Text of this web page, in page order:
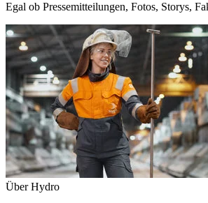
Egal ob Pressemitteilungen, Fotos, Storys,
Über Hydro